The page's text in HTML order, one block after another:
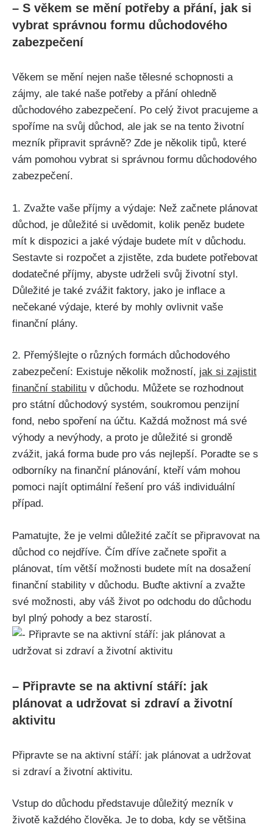
– S věkem se mění potřeby a přání, jak si
vybrat správnou formu důchodového
zabezpečení
Věkem se mění nejen naše tělesné schopnosti a
zájmy, ale také naše potřeby a přání ohledně
důchodového zabezpečení. Po celý život pracujeme a
spoříme na svůj důchod, ale jak se na tento životní
mezník připravit správně? Zde je několik tipů, které
vám pomohou vybrat si správnou formu důchodového
zabezpečení.
1. Zvažte vaše příjmy a výdaje: Než začnete plánovat
důchod, je důležité si uvědomit, kolik peněz budete
mít k dispozici a jaké výdaje budete mít v důchodu.
Sestavte si rozpočet a zjistěte, zda budete potřebovat
dodatečné příjmy, abyste udrželi svůj životní styl.
Důležité je také zvážit faktory, jako je inflace a
nečekané výdaje, které by mohly ovlivnit vaše
finanční plány.
2. Přemýšlejte o různých formách důchodového
zabezpečení: Existuje několik možností, jak si zajistit
finanční stabilitu v důchodu. Můžete se rozhodnout
pro státní důchodový systém, soukromou penzijní
fond, nebo spoření na účtu. Každá možnost má své
výhody a nevýhody, a proto je důležité si grondě
zvážit, jaká forma bude pro vás nejlepší. Poradte se s
odborníky na finanční plánování, kteří vám mohou
pomoci najít optimální řešení pro váš individuální
případ.
Pamatujte, že je velmi důležité začít se připravovat na
důchod co nejdříve. Čím dříve začnete spořit a
plánovat, tím větší možnosti budete mít na dosažení
finanční stability v důchodu. Buďte aktivní a zvažte
své možnosti, aby váš život po odchodu do důchodu
byl plný pohody a bez starostí.
– Připravte se na aktivní stáří: jak
plánovat a udržovat si zdraví a životní
aktivitu
Připravte se na aktivní stáří: jak plánovat a udržovat
si zdraví a životní aktivitu.
Vstup do důchodu představuje důležitý mezník v
životě každého člověka. Je to doba, kdy se většina